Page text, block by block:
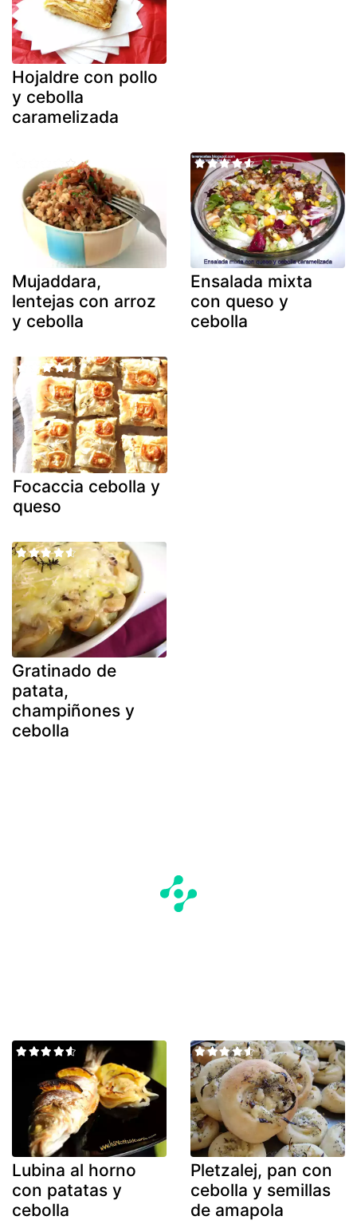
Hojaldre con pollo
y cebolla
caramelizada
Mujaddara,
lentejas con arroz
y cebolla
Ensalada mixta
con queso y
cebolla
Focaccia cebolla y
queso
Gratinado de
patata,
champiñones y
cebolla
Lubina al horno
con patatas y
cebolla
Pletzalej, pan con
cebolla y semillas
de amapola